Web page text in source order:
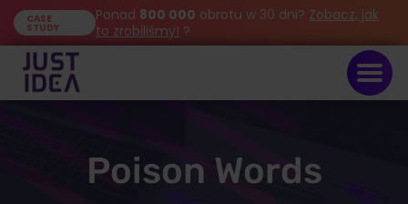
CASE
STUDY
Ponad 800 000 obrotu w 30 dni? Zobacz, jak
to zrobiliśmy! ?
Poison Words